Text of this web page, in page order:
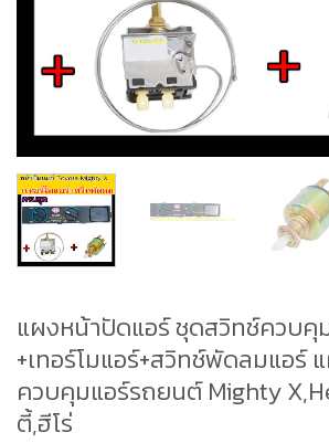
แผงหน้าปัดแอร์ ชุดสวิทช์ควบคุ
+เทอร์โมแอร์+สวิทช์พัดลมแอร์
ควบคุมแอร์รถยนต์ Mighty
ตี้,ฮีโร่